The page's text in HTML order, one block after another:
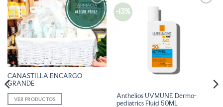
AÑADIR
A LA
LISTA
DESEOS
CANASTILLA ENCARGO
GRANDE
VER PRODUCTOS
-13%
Anthelios UVMUNE Dermo-
pediatrics Fluid 50ML